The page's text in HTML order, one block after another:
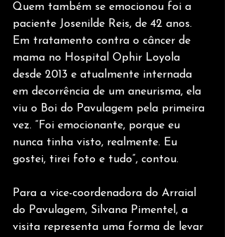
Quem também se emocionou foi a
paciente Josenilde Reis, de 42 anos.
Em tratamento contra o câncer de
mama no Hospital Ophir Loyola
desde 2013 e atualmente internada
em decorrência de um aneurisma, ela
viu o Boi do Pavulagem pela primeira
vez. “Foi emocionante, porque eu
nunca tinha visto, realmente. Eu
gostei, tirei foto e tudo”, contou.
Para a vice-coordenadora do Arraial
do Pavulagem, Silvana Pimentel, a
visita representa uma forma de levar